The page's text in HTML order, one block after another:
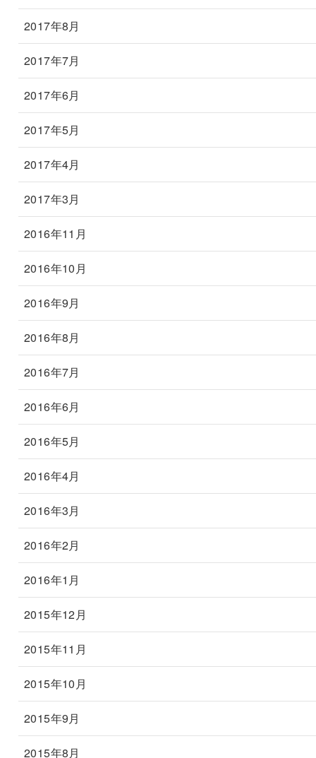
2017年8月
2017年7月
2017年6月
2017年5月
2017年4月
2017年3月
2016年11月
2016年10月
2016年9月
2016年8月
2016年7月
2016年6月
2016年5月
2016年4月
2016年3月
2016年2月
2016年1月
2015年12月
2015年11月
2015年10月
2015年9月
2015年8月